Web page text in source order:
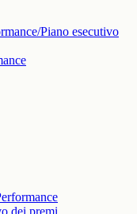
Piano esecutivo